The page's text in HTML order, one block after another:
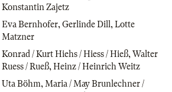
Konstantin Zajetz
Eva Bernhofer, Gerlinde Dill , Lotte
Matzner
Konrad / Kurt Hiehs / Hiess / Hieß, Walter
Ruess / Rueß, Heinz / Heinrich Weitz
Uta Böhm, Maria / May Brunlechner /